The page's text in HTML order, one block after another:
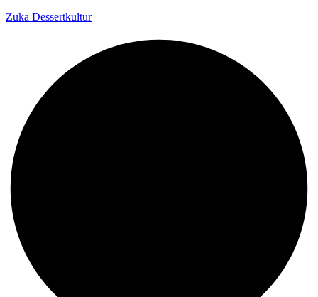
Zuka Dessertkultur